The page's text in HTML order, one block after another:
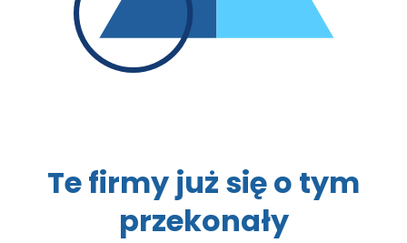
Te firmy już się o tym
przekonały